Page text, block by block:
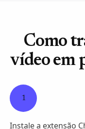
Como
vídeo em
1
Instale a extensão